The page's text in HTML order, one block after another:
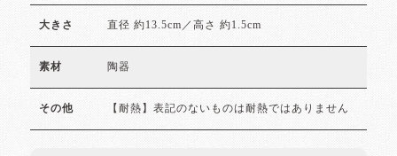
大きさ 直径 約13.5cm／高さ 約1.5cm
素材 陶器
その他 【耐熱】表記のないものは耐熱ではありません